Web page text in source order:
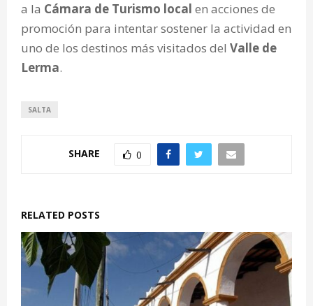
a la Cámara de Turismo local en acciones de
promoción para intentar sostener la actividad en
uno de los destinos más visitados del Valle de
Lerma.
SALTA
SHARE 0
RELATED POSTS